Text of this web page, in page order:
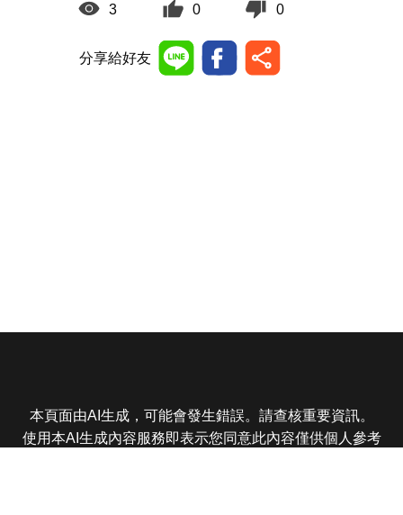
3 0 0
分享給好友
本頁面由AI生成，可能會發生錯誤。請查核重要資訊。
使用本AI生成內容服務即表示您同意此內容僅供個人參考